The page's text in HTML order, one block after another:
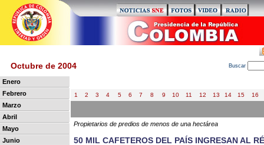
Octubre de 2004 Buscar
Enero
Febrero
Marzo
Abril
Mayo
Junio
1 2 3 4 5 6 7 8 9 10 11 12 13 14 15 16
Propietarios de predios de menos de una hectárea
50 MIL CAFETEROS DEL PAÍS INGRESAN AL